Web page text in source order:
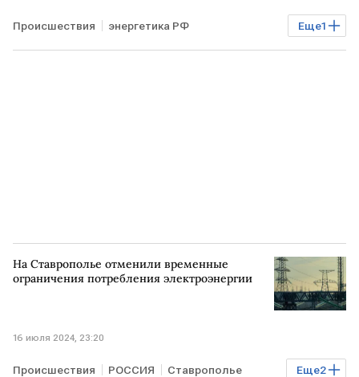
Еще1
Происшествия энергетика РФ
Северная Осетия
На Ставрополье отменили временные
ограничения потребления электроэнергии
16 июля 2024, 23:20
Еще2
Происшествия РОССИЯ Ставрополье